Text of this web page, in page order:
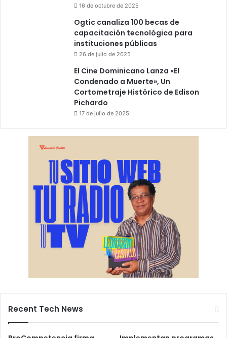
16 de octubre de 2025
Ogtic canaliza 100 becas de
capacitación tecnológica para
instituciones públicas
26 de julio de 2025
El Cine Dominicano Lanza «El
Condenado a Muerte», Un
Cortometraje Histórico de Edison
Pichardo
17 de julio de 2025
Recent Tech News